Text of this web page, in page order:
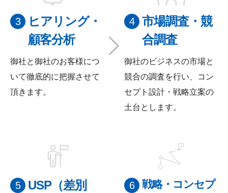
ヒアリング・
顧客分析
御社と御社のお客様につ
いて徹底的に把握させて
頂きます。
市場調査・競
合調査
御社のビジネスの市場と
競合の調査を行い、コン
セプト設計・戦略立案の
土台とします。
USP（差別
戦略・コンセプ